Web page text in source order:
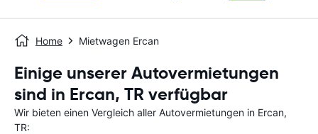
Home Mietwagen Ercan
Einige unserer Autovermietungen
sind in Ercan, TR verfügbar
Wir bieten einen Vergleich aller Autovermietungen in Ercan,
TR: